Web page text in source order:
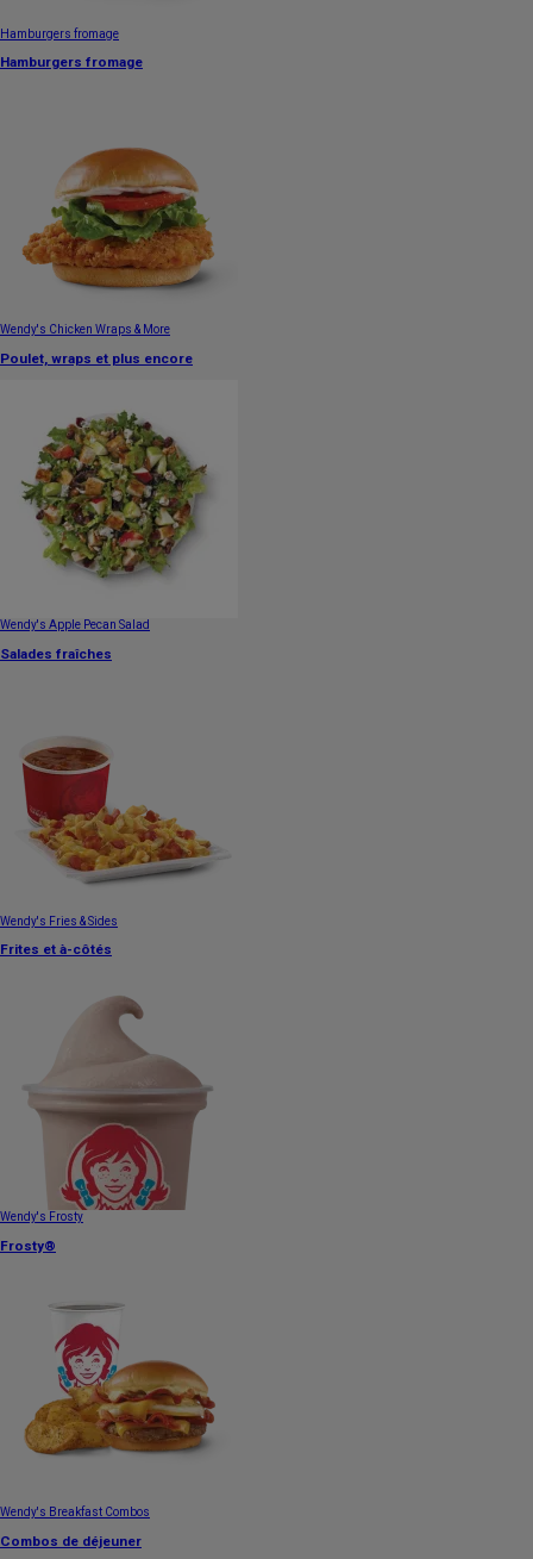
Hamburgers fromage
Hamburgers fromage
Wendy's Chicken Wraps & More
Poulet, wraps et plus encore
Wendy's Apple Pecan Salad
Salades fraîches
Wendy's Fries & Sides
Frites et à-côtés
Wendy's Frosty
Frosty®
Wendy's Breakfast Combos
Combos de déjeuner